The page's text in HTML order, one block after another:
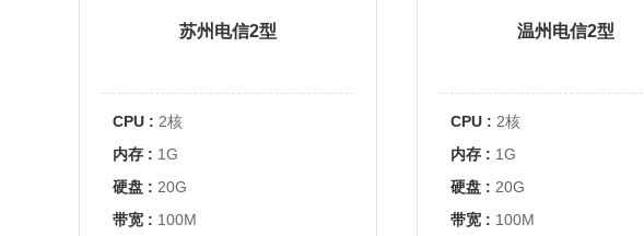
苏州电信2型
CPU : 2核
内存 : 1G
硬盘 : 20G
带宽 : 100M
温州电信2型
CPU : 2核
内存 : 1G
硬盘 : 20G
带宽 : 100M